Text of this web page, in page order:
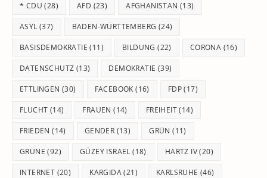
* CDU (28) AFD (23) AFGHANISTAN (13)
ASYL (37) BADEN-WÜRTTEMBERG (24)
BASISDEMOKRATIE (11) BILDUNG (22) CORONA (16)
DATENSCHUTZ (13) DEMOKRATIE (39)
ETTLINGEN (30) FACEBOOK (16) FDP(17)
FLUCHT (14) FRAUEN (14) FREIHEIT(14)
FRIEDEN (14) GENDER (13) GRÜN (11)
GRÜNE (92) GÜZEY ISRAEL (18) HARTZ IV(20)
INTERNET (20) KARGIDA(21) KARLSRUHE (46)